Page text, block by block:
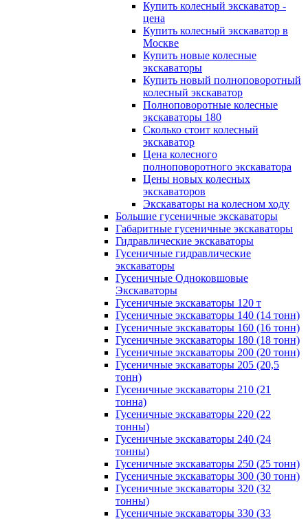
Купить колесный экскаватор -
цена
Купить колесный экскаватор в
Москве
Купить новые колесные
экскаваторы
Купить новый полноповоротный
колесный экскаватор
Полноповоротные колесные
экскаваторы 180
Сколько стоит колесный
экскаватор
Цена колесного
полноповоротного экскаватора
Цены новых колесных
экскаваторов
Экскаваторы на колесном ходу
Большие гусеничные экскаваторы
Габаритные гусеничные экскаваторы
Гидравлические экскаваторы
Гусеничные гидравлические
экскаваторы
Гусеничные Одноковшовые
Экскаваторы
Гусеничные экскаваторы 120 т
Гусеничные экскаваторы 140 (14 тонн)
Гусеничные экскаваторы 160 (16 тонн)
Гусеничные экскаваторы 180 (18 тонн)
Гусеничные экскаваторы 200 (20 тонн)
Гусеничные экскаваторы 205 (20,5
тонн)
Гусеничные экскаваторы 210 (21
тонна)
Гусеничные экскаваторы 220 (22
тонны)
Гусеничные экскаваторы 240 (24
тонны)
Гусеничные экскаваторы 250 (25 тонн)
Гусеничные экскаваторы 300 (30 тонн)
Гусеничные экскаваторы 320 (32
тонны)
Гусеничные экскаваторы 330 (33